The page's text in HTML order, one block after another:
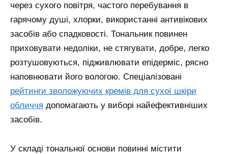
через сухого повітря, частого перебування в
гарячому душі, хлорки, використанні антивікових
засобів або спадковості. Тональник повинен
приховувати недоліки, не стягувати, добре, легко
розтушовуються, підживлювати епідерміс, рясно
наповнювати його вологою. Спеціалізовані
рейтинги зволожуючих кремів для сухої шкіри
обличчя допомагають у виборі найефективніших
засобів.
У складі тональної основи повинні містити